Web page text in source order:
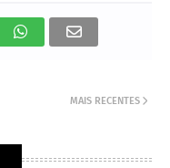
MAIS RECENTES